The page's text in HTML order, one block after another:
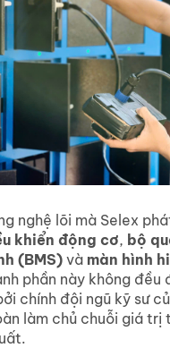
nghệ lõi mà Selex
khiển động cơ, bộ
(BMS) và màn hình
phần này không
chính đội ngũ kỹ sư
làm chủ chuỗi giá trị